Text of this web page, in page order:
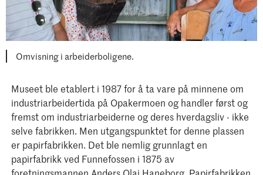
Omvisning i arbeiderboligene.
Museet ble etablert i 1987 for å ta vare på minnene om
industriarbeidertida på Opakermoen og handler først og
fremst om industriarbeiderne og deres hverdagsliv - ikke
selve fabrikken. Men utgangspunktet for denne plassen
er papirfabrikken. Det ble nemlig grunnlagt en
papirfabrikk ved Funnefossen i 1875 av